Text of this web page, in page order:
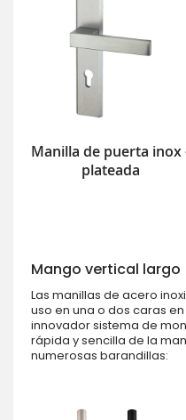
Manilla de puerta inox
plateada
Mango vertical largo
Las manillas de acero
uso en una o dos caras
innovador sistema de
rápida y sencilla de la
numerosas barandillas: